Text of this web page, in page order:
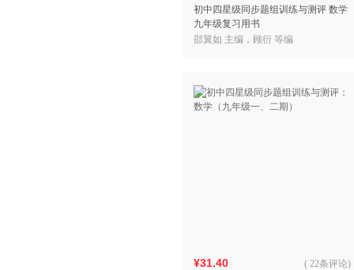
初中四星级同步题组训练与测评 数学
九年级复习用书
邵翼如 主编，顾衍 等编
¥31.40 ( 22条评论)